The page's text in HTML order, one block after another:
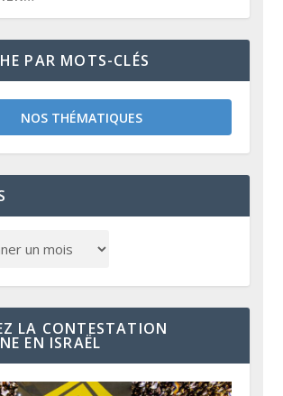
PAR MOTS-CLÉS
NOS THÉMATIQUES
LA CONTESTATION
EN ISRAËL